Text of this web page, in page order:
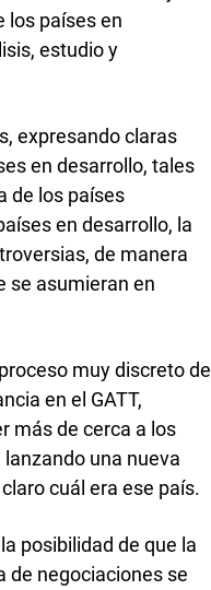
los países en
estudio y
expresando claras
en desarrollo, tales
de los países
en desarrollo, la
de manera
se asumieran en
muy discreto de
en el GATT,
más de cerca a los
una nueva
cuál era ese país.
posibilidad de que la
de negociaciones se